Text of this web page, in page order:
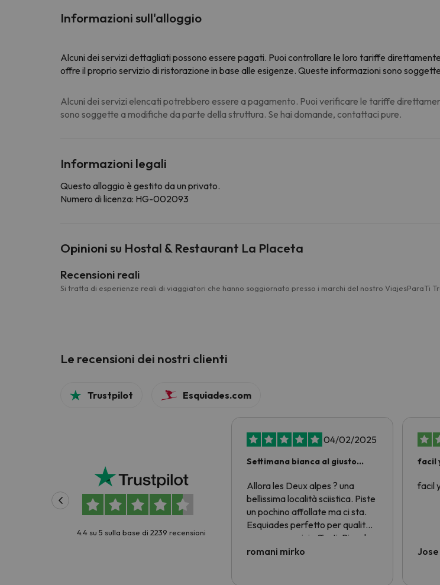
Informazioni sull'alloggio
Alcuni dei servizi dettagliati possono essere pagati. Puoi controllare le loro tariffe
offre il proprio servizio di ristorazione in base alle esigenze. Queste informazioni sono
Alcuni dei servizi elencati potrebbero essere a pagamento. Puoi verificare le tariffe
sono soggette a modifiche da parte della struttura. Se hai domande, contattaci pure.
Informazioni legali
Questo alloggio è gestito da un privato.
Numero di licenza: HG-002093
Opinioni su Hostal & Restaurant La Placeta
Recensioni reali
Si tratta di esperienze reali di viaggiatori che hanno soggiornato presso i marchi del nostro ViajesParaTi
Le recensioni dei nostri clienti
Trustpilot Esquiades.com
4.4 su 5 sulla base di 2239 recensioni
04/02/2025
Settimana bianca al giusto
Allora les Deux alpes ? una
bellissima località sciistica. Piste
un pochino affollate ma ci sta.
Esquiades perfetto per qualità
prezzo e servizi offerti. Piccola
critica alla nostra bella Italia....
romani mirko
facil
facil